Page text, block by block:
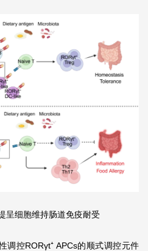
呈细胞维持肠道免疫耐受
调控RORγt⁺ APCs的顺式调控元件